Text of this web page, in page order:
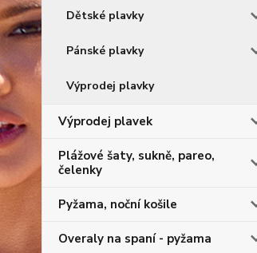
Dětské plavky
Pánské plavky
Výprodej plavky
Výprodej plavek
Plážové šaty, sukně, pareo,
čelenky
Pyžama, noční košile
Overaly na spaní - pyžama